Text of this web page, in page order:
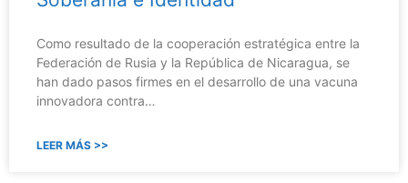
Como resultado de la cooperación estratégica entre la
Federación de Rusia y la República de Nicaragua, se
han dado pasos firmes en el desarrollo de una vacuna
innovadora contra…
LEER MÁS >>